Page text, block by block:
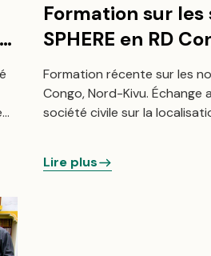
Formation sur
SPHERE en RD
Formation récente sur les
Congo, Nord-Kivu.
société civile sur la
Lire plus